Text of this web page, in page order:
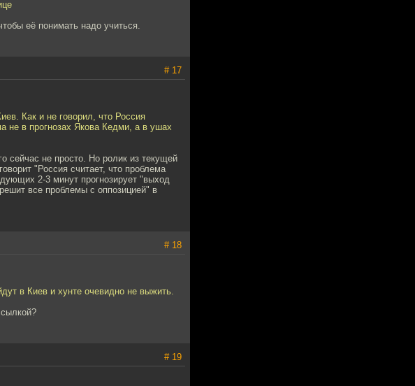
её понимать надо учиться.
# 17
Как и не говорил, что Россия
не в прогнозах Якова Кедми, а в ушах
сейчас не просто. Но ролик из текущей
"Россия считает, что проблема
2-3 минут прогнозирует "выход
все проблемы с оппозицией" в
# 18
в Киев и хунте очевидно не выжить.
# 19